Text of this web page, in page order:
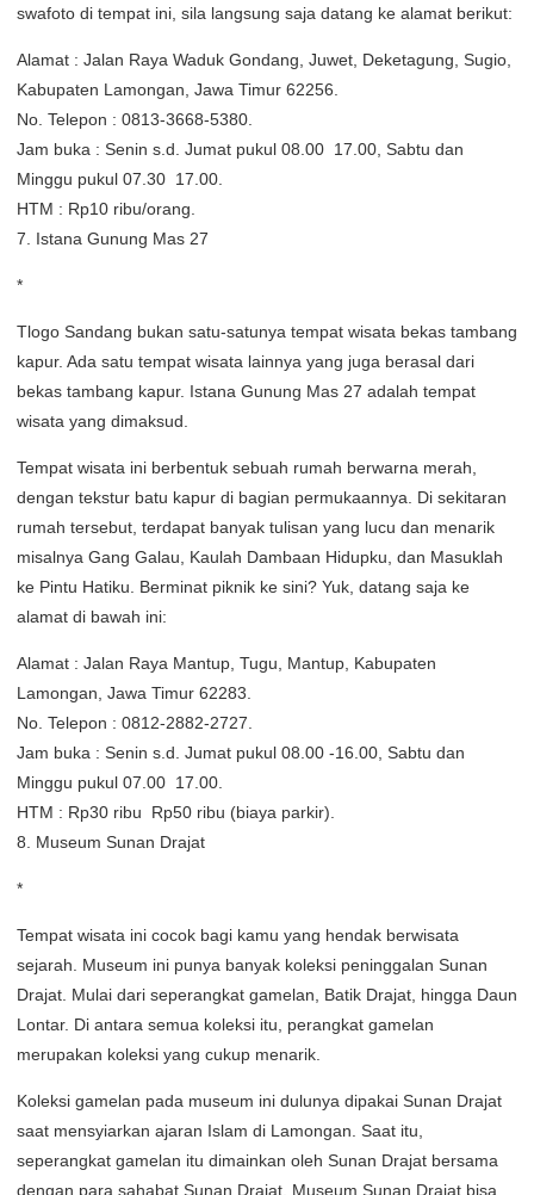
swafoto di tempat ini, sila langsung saja datang ke alamat berikut:
Alamat : Jalan Raya Waduk Gondang, Juwet, Deketagung, Sugio,
Kabupaten Lamongan, Jawa Timur 62256.
No. Telepon : 0813-3668-5380.
Jam buka : Senin s.d. Jumat pukul 08.00  17.00, Sabtu dan
Minggu pukul 07.30  17.00.
HTM : Rp10 ribu/orang.
7. Istana Gunung Mas 27
*
Tlogo Sandang bukan satu-satunya tempat wisata bekas tambang
kapur. Ada satu tempat wisata lainnya yang juga berasal dari
bekas tambang kapur. Istana Gunung Mas 27 adalah tempat
wisata yang dimaksud.
Tempat wisata ini berbentuk sebuah rumah berwarna merah,
dengan tekstur batu kapur di bagian permukaannya. Di sekitaran
rumah tersebut, terdapat banyak tulisan yang lucu dan menarik
misalnya Gang Galau, Kaulah Dambaan Hidupku, dan Masuklah
ke Pintu Hatiku. Berminat piknik ke sini? Yuk, datang saja ke
alamat di bawah ini:
Alamat : Jalan Raya Mantup, Tugu, Mantup, Kabupaten
Lamongan, Jawa Timur 62283.
No. Telepon : 0812-2882-2727.
Jam buka : Senin s.d. Jumat pukul 08.00 -16.00, Sabtu dan
Minggu pukul 07.00  17.00.
HTM : Rp30 ribu  Rp50 ribu (biaya parkir).
8. Museum Sunan Drajat
*
Tempat wisata ini cocok bagi kamu yang hendak berwisata
sejarah. Museum ini punya banyak koleksi peninggalan Sunan
Drajat. Mulai dari seperangkat gamelan, Batik Drajat, hingga Daun
Lontar. Di antara semua koleksi itu, perangkat gamelan
merupakan koleksi yang cukup menarik.
Koleksi gamelan pada museum ini dulunya dipakai Sunan Drajat
saat mensyiarkan ajaran Islam di Lamongan. Saat itu,
seperangkat gamelan itu dimainkan oleh Sunan Drajat bersama
dengan para sahabat Sunan Drajat. Museum Sunan Drajat bisa